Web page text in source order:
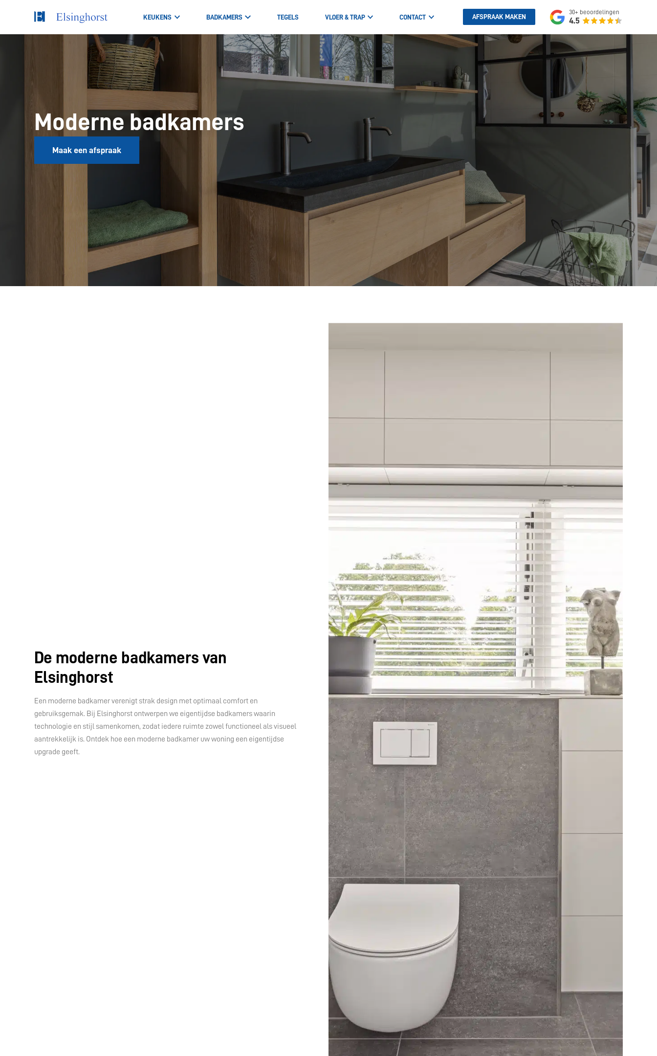
KEUKENS BADKAMERS TEGELS VLOER & TRAP CONTACT AFSPRAAK MAKEN
30+ beoordelingen
4.5
Moderne badkamers
Maak een afspraak
De moderne badkamers van
Elsinghorst
Een moderne badkamer verenigt strak design met optimaal comfort en
gebruiksgemak. Bij Elsinghorst ontwerpen we eigentijdse badkamers waarin
technologie en stijl samenkomen, zodat iedere ruimte zowel functioneel als visueel
aantrekkelijk is. Ontdek hoe een moderne badkamer uw woning een eigentijdse
upgrade geeft.